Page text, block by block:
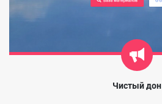
Чистый дон